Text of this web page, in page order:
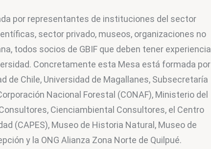
por representantes de instituciones del sector
sector privado, museos, organizaciones no
todos socios de GBIF que deben tener experiencia
Concretamente esta Mesa está formada por
de Chile, Universidad de Magallanes, Subsecretaría
Nacional Forestal (CONAF), Ministerio del
Cienciambiental Consultores, el Centro
(CAPES), Museo de Historia Natural, Museo de
y la ONG Alianza Zona Norte de Quilpué.